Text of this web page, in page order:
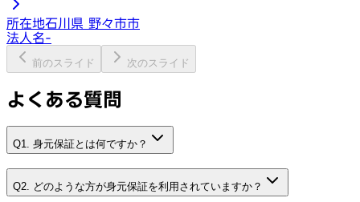
所在地石川県 野々市市
法人名-
前のスライド 次のスライド
よくある質問
Q1. 身元保証とは何ですか？
Q2. どのような方が身元保証を利用されていますか？